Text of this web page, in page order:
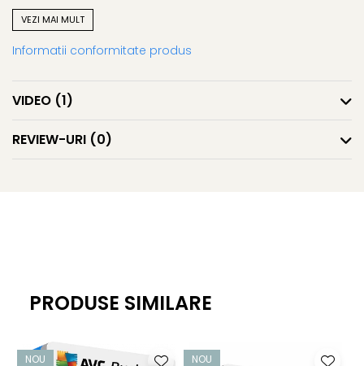
Antivirus de rețea
virușilor, viermilor sau troienilor
AntiMalware (AVG Resident Shield)
Ajută la protejarea identității clientului dvs. împotriva
informațiile personale. De asemenea, protejează parolele
VEZI MAI MULT
Informatii conformitate produs
VIDEO (1)
REVIEW-URI (0)
PRODUSE SIMILARE
NOU NOU